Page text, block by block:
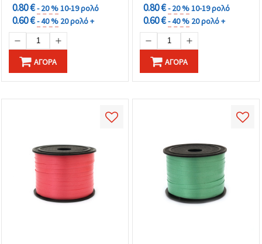
0.80 €- 20 %10-19 ρολό
0.60 €- 40 % 20 ρολό +
ΑΓΟΡΆ
0.80 €- 20 %10-19 ρολό
0.60 €- 40 % 20 ρολό +
ΑΓΟΡΆ